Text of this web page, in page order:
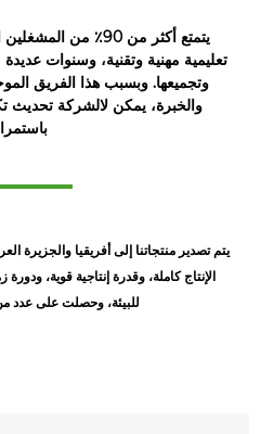
يتمتع أكثر من 90٪ من
تعليمية مهنية وتقنية، وسنوات
وتجميعها. وبسبب هذا الفريق
والخبرة، يمكن لالشركة تحديث
يتم تصدير منتجاتنا إلى أفريقيا والجزيرة
الإنتاج كاملة، وقدرة إنتاجية قوية،
للبيئة، وحصلت على عدد